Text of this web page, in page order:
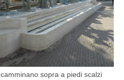
sopra a piedi scalzi